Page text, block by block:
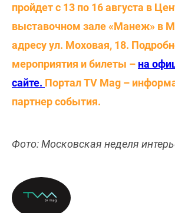
пройдет с 13 по 16 августа в
выставочном зале «Манеж» в
адресу ул. Моховая, 18.
мероприятия и билеты – на
сайте. Портал TV Mag –
партнер события.
Фото: Московская неделя